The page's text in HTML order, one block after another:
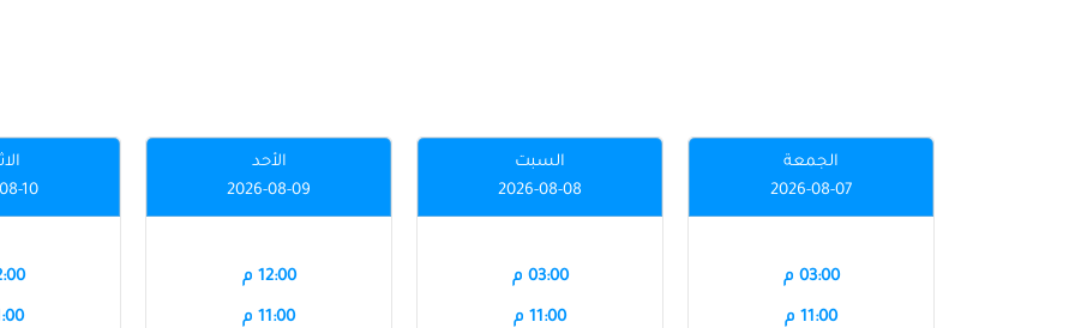
الجمعة
2026-08-07
03:00 م
11:00 م
السبت
2026-08-08
03:00 م
11:00 م
الأحد
2026-08-09
12:00 م
11:00 م
10